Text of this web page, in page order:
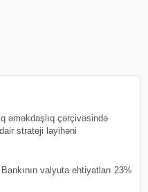
əməkdaşlıq çərçivəsində
strateji layihəni
valyuta ehtiyatları 23%